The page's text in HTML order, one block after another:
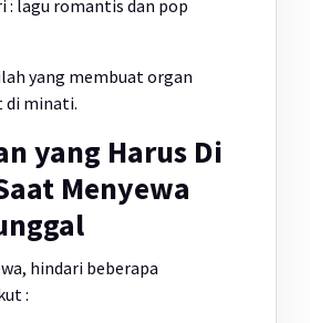
: lagu romantis dan pop
yang membuat organ
di minati.
yang Harus Di
Menyewa
hindari beberapa
: